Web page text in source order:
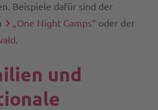
Beispiele dafür sind der
„One Night Camps“ oder der
.
und